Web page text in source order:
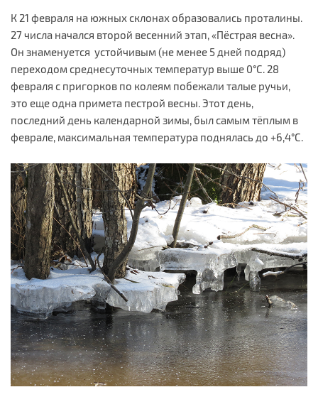
К 21 февраля на южных склонах образовались проталины.
27 числа начался второй весенний этап, «Пёстрая весна».
Он знаменуется устойчивым (не менее 5 дней подряд)
переходом среднесуточных температур выше 0°С. 28
февраля с пригорков по колеям побежали талые ручьи,
это еще одна примета пестрой весны. Этот день,
последний день календарной зимы, был самым тёплым в
феврале, максимальная температура поднялась до +6,4°С.